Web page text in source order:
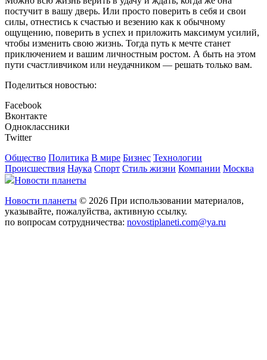
постучит в вашу дверь. Или просто поверить в себя и свои
силы, отнестись к счастью и везению как к обычному
ощущению, поверить в успех и приложить максимум усилий,
чтобы изменить свою жизнь. Тогда путь к мечте станет
приключением и вашим личностным ростом. А быть на этом
пути счастливчиком или неудачником — решать только вам.
Поделиться новостью:
Facebook
Вконтакте
Одноклассники
Twitter
Общество Политика В мире Бизнес Технологии
Происшествия Наука Спорт Стиль жизни Компании Москва
Новости планеты
Новости планеты © 2026 При использовании материалов,
указывайте, пожалуйства, активную ссылку.
по вопросам сотрудничества: novostiplaneti.com@ya.ru